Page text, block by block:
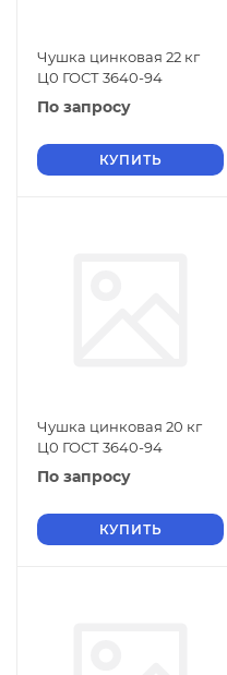
Чушка цинковая 22 кг
Ц0 ГОСТ 3640-94
По запросу
КУПИТЬ
Чушка цинковая 20 кг
Ц0 ГОСТ 3640-94
По запросу
КУПИТЬ